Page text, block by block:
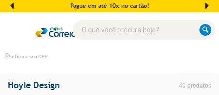
Pague em até 10x no cartão!
Informe seu CEP
Hoyle Design 40 produtos